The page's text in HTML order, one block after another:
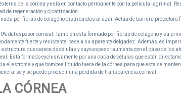
de la córnea y está en contacto permanente con la película lagrimal.
de regeneración y cicatrización.
por fibras de colágeno distribuidas al azar. Actúa de barrera
del espesor corneal. También está formado por fibras de colágeno y su
fuerte y resistente, pese a su aparente delgadez. Además, es
que carece de células y cuyo espesor aumenta con el paso de los
Está formado exclusivamente por una capa de células que están
el estroma y que bombea líquido fuera de la córnea para que esta se
y se puede producir una pérdida de transparencia corneal.
CÓRNEA